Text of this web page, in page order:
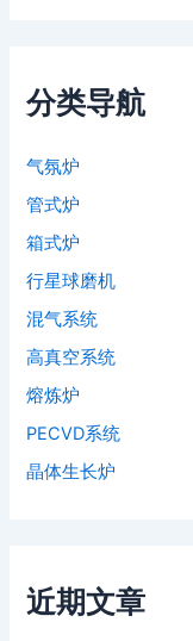
分类导航
气氛炉
管式炉
箱式炉
行星球磨机
混气系统
高真空系统
熔炼炉
PECVD系统
晶体生长炉
近期文章